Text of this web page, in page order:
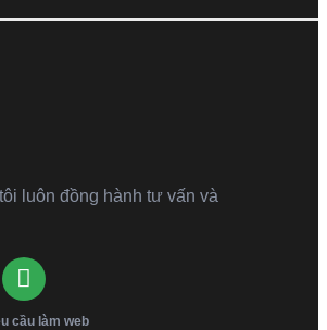
luôn đồng hành tư vấn và
cầu làm web